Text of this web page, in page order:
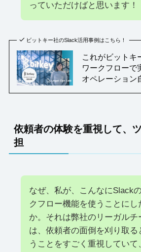
っていただけばと思います！
ビットキー社のSlack活用事例はこちら！
これがビットキ
ワークフローで
オペレーション
依頼者の体験を重視して、
担
なぜ、私が、こんなにSlack
クフロー機能を使うことにし
か。それは弊社のリーガルチ
は、依頼者の面倒を刈り取る
うことをすごく重視していて